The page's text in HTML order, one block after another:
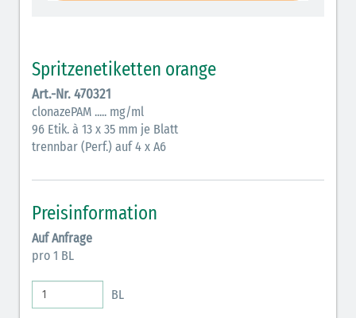
schraffiert)
Anticholinergika (hellgrün)
Cholinergika (hellgrün schraffiert)
Rahmen)
Bronchodilatatoren (blau-braun)
Antikonvulsiva (grau-lila)
Spritzenetiketten orange
Art.-Nr. 470321
clonazePAM ..... mg/ml
96 Etik. à 13 x 35 mm je Blatt
trennbar (Perf.) auf 4 x A6
Preisinformation
Auf Anfrage
pro 1 BL
BL